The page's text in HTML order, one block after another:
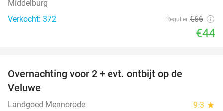
Middelburg
Verkocht: 372
Regulier €66
€44
Overnachting voor 2 + evt. ontbijt op de
Veluwe
Landgoed Mennorode 9.3 star